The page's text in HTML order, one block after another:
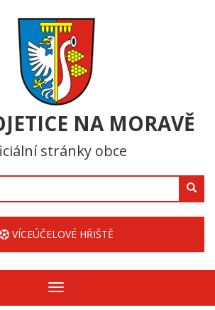
NA MORAVĚ
stránky obce
VÍCEÚČELOVÉ HŘIŠTĚ
Zobrazit/skrýt
navigaci